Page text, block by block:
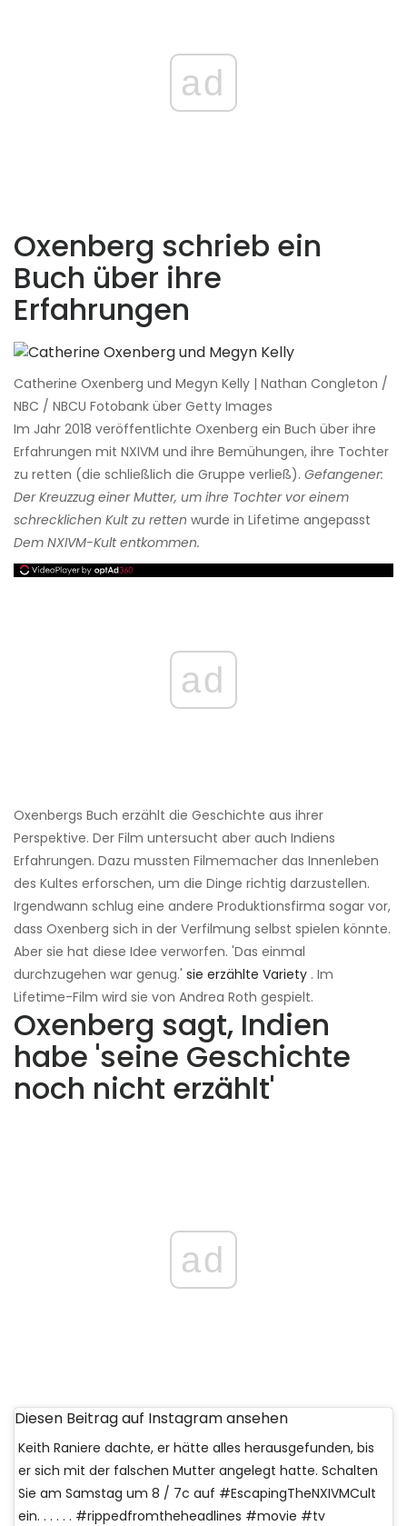
ad
Oxenberg schrieb ein
Buch über ihre
Erfahrungen
Catherine Oxenberg und Megyn Kelly | Nathan Congleton /
NBC / NBCU Fotobank über Getty Images
Im Jahr 2018 veröffentlichte Oxenberg ein Buch über ihre
Erfahrungen mit NXIVM und ihre Bemühungen, ihre Tochter
zu retten (die schließlich die Gruppe verließ). Gefangener:
Der Kreuzzug einer Mutter, um ihre Tochter vor einem
schrecklichen Kult zu retten wurde in Lifetime angepasst
Dem NXIVM-Kult entkommen.
ad
Oxenbergs Buch erzählt die Geschichte aus ihrer
Perspektive. Der Film untersucht aber auch Indiens
Erfahrungen. Dazu mussten Filmemacher das Innenleben
des Kultes erforschen, um die Dinge richtig darzustellen.
Irgendwann schlug eine andere Produktionsfirma sogar vor,
dass Oxenberg sich in der Verfilmung selbst spielen könnte.
Aber sie hat diese Idee verworfen. 'Das einmal
durchzugehen war genug.' sie erzählte Variety . Im
Lifetime-Film wird sie von Andrea Roth gespielt.
Oxenberg sagt, Indien
habe 'seine Geschichte
noch nicht erzählt'
ad
Diesen Beitrag auf Instagram ansehen
Keith Raniere dachte, er hätte alles herausgefunden, bis
er sich mit der falschen Mutter angelegt hatte. Schalten
Sie am Samstag um 8 / 7c auf #EscapingTheNXIVMCult
ein. . . . . . #rippedfromtheheadlines #movie #tv